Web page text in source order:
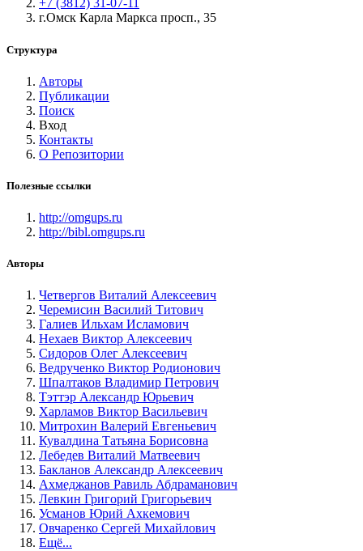
+7 (3812) 31-07-11
г.Омск Карла Маркса просп., 35
Структура
Авторы
Публикации
Поиск
Вход
Контакты
О Репозитории
Полезные ссылки
http://omgups.ru
http://bibl.omgups.ru
Авторы
Четвергов Виталий Алексеевич
Черемисин Василий Титович
Галиев Ильхам Исламович
Нехаев Виктор Алексеевич
Сидоров Олег Алексеевич
Ведрученко Виктор Родионович
Шпалтаков Владимир Петрович
Тэттэр Александр Юрьевич
Харламов Виктор Васильевич
Митрохин Валерий Евгеньевич
Кувалдина Татьяна Борисовна
Лебедев Виталий Матвеевич
Бакланов Александр Алексеевич
Ахмеджанов Равиль Абдраманович
Левкин Григорий Григорьевич
Усманов Юрий Ахкемович
Овчаренко Сергей Михайлович
Ещё...